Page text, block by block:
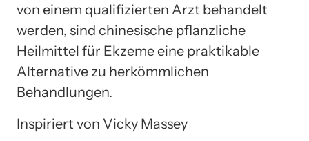
von einem qualifizierten Arzt behandelt
werden, sind chinesische pflanzliche
Heilmittel für Ekzeme eine praktikable
Alternative zu herkömmlichen
Behandlungen.
Inspiriert von Vicky Massey